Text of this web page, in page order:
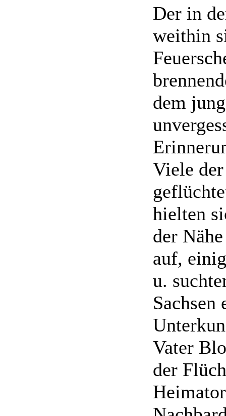
Der in
weithin
dem
Viele
hielten
der
auf,
u.
Sachsen
Vater
der